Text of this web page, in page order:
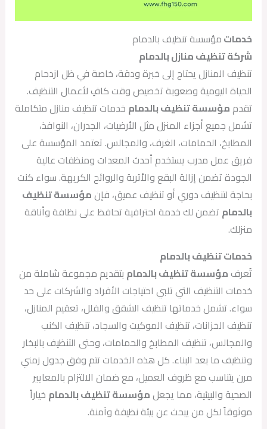
خدماتمؤسسة تنظيف بالدمام
شركة تنظيف منازل بالدمام
تنظيف المنازل يحتاج إلى خبرة ودقة، خاصة في ظل ازدحام
الحياة اليومية وصعوبة تخصيص وقت كافٍ لأعمال التنظيف.
تقدممؤسسة تنظيف بالدمام خدمات تنظيف منازل متكاملة
تشمل جميع أجزاء المنزل مثل الأرضيات، الجدران، النوافذ،
المطابخ، الحمامات، الغرف، والمجالس. تعتمد المؤسسة على
فريق عمل مدرب يستخدم أحدث المعدات ومنظفات عالية
الجودة تضمن إزالة البقع والأتربة والروائح الكريهة. سواء كنت
بحاجة لتنظيف دوري أو تنظيف عميق، فإنمؤسسة تنظيف
بالدمام تضمن لك خدمة احترافية تحافظ على نظافة وأناقة
منزلك.
خدمات تنظيف بالدمام
تُعرفمؤسسة تنظيف بالدمام بتقديم مجموعة شاملة من
خدمات التنظيف التي تلبي احتياجات الأفراد والشركات على حد
سواء. تشمل خدماتها تنظيف الشقق والفلل، تعقيم المنازل،
تنظيف الخزانات، تنظيف الموكيت والسجاد، تنظيف الكنب
والمجالس، تنظيف المطابخ والحمامات، وحتى التنظيف بالبخار
وتنظيف ما بعد البناء. كل هذه الخدمات تتم وفق جدول زمني
مرن يتناسب مع ظروف العميل، مع ضمان الالتزام بالمعايير
الصحية والبيئية، مما يجعلمؤسسة تنظيف بالدمام خياراً
موثوقاً لكل من يبحث عن بيئة نظيفة وآمنة.